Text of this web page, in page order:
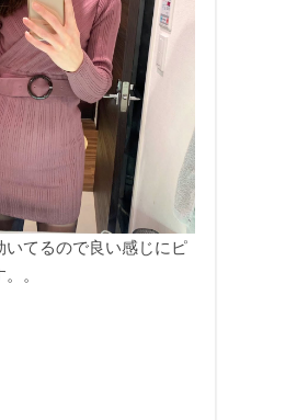
いてるので良い感じにピ
。